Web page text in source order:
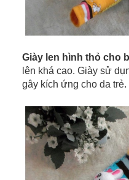
Giày len hình thỏ cho
lên khá cao. Giày sử
gây kích ứng cho da trẻ.